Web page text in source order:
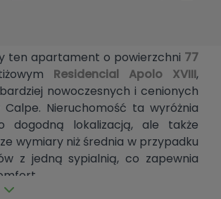
ten apartament o powierzchni 77
Residencial Apolo XVIII,
nowoczesnych i cenionych
Nieruchomość ta wyróżnia
dogodną lokalizacją, ale także
wymiary niż średnia w przypadku
z jedną sypialnią, co zapewnia